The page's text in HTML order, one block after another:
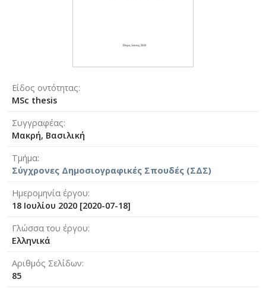
Είδος οντότητας
MSc thesis
Συγγραφέας
Μακρή, Βασιλική
Τμήμα
Σύγχρονες Δημοσιογραφικές Σπουδές (ΣΔΣ)
Ημερομηνία έργου
18 Ιουλίου 2020 [2020-07-18]
Γλώσσα του έργου
Ελληνικά
Αριθμός Σελίδων
85